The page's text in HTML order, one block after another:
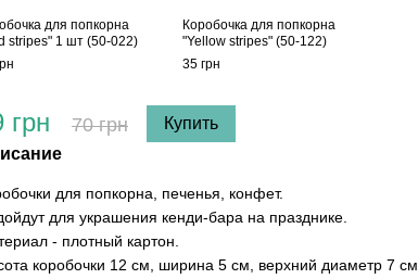
для попкорна
stripes" 1 шт (50-022)
Коробочка для попкорна
"Yellow stripes" (50-122)
35 грн
грн 70 грн
Купить
для попкорна, печенья, конфет.
для украшения кенди-бара на празднике.
- плотный картон.
коробочки 12 см, ширина 5 см, верхний диаметр 7 см.